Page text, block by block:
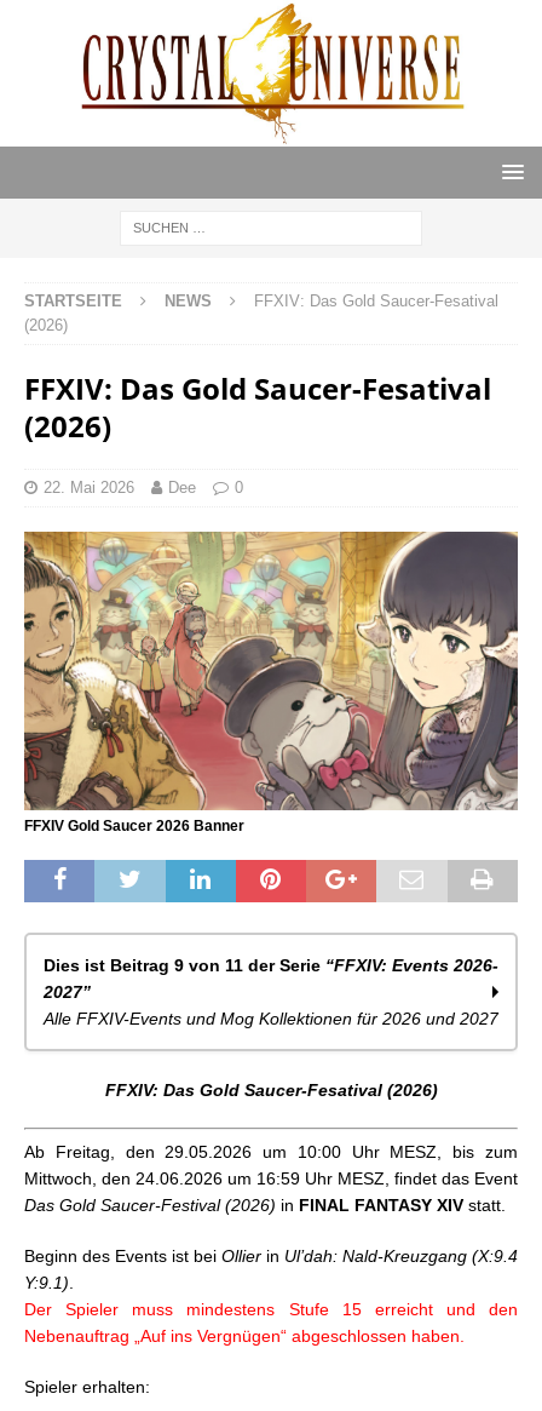
STARTSEITE NEWS
FFXIV: Das Gold Saucer-Fesatival
(2026)
FFXIV: Das Gold Saucer-Fesatival
(2026)
22. Mai 2026 Dee 0
FFXIV Gold Saucer 2026 Banner
Dies ist Beitrag 9 von 11 der Serie “FFXIV: Events 2026-
2027”
Alle FFXIV-Events und Mog Kollektionen für 2026 und 2027
FFXIV: Himmelswende (2026)
FFXIV: Gratis-Login-Aktion (Januar 2026)
FFXIV: Valentiontag (2026)
FFXIV: Das Prinzessinnenfest (2026)
FFXIV: Wundereiersuche (2026)
FFXIV: MogMog-Kollektion Allgegenwärtige
FFXIV: Rhapsodie Vana’diel 2026
FFXIV: Gratis-Login-Aktion (Mai 2026)
FFXIV: Das Gold Saucer-Fesatival (2026)
FFXIV: Harte Steine, weiche Birnen 2026
Belohnungen
FFXIV: Das Gold Saucer-Fesatival (2026)
Ab Freitag, den 29.05.2026 um 10:00 Uhr MESZ, bis zum
Mittwoch, den 24.06.2026 um 16:59 Uhr MESZ, findet das Event
Das Gold Saucer-Festival (2026) in FINAL FANTASY XIV statt.
Beginn des Events ist bei Ollier in Ul’dah: Nald-Kreuzgang (X:9.4
Y:9.1)
Der Spieler muss mindestens Stufe 15 erreicht und den
Nebenauftrag „Auf ins Vergnügen“ abgeschlossen haben.
Spieler erhalten: